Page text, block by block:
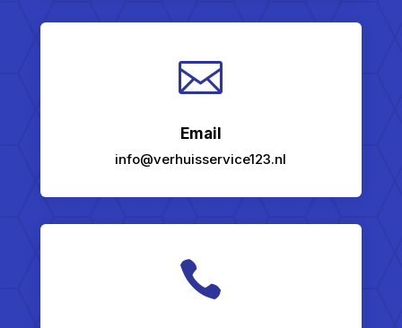

Email
info@verhuisservice123.nl
